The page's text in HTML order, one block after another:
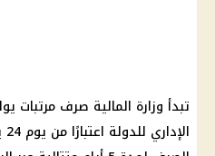
تبدأ وزارة المالية صرف مرتبات يوليو